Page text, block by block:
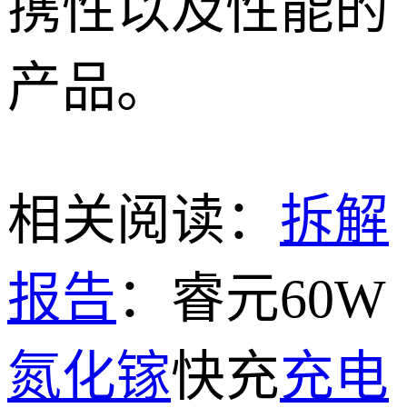
产品。
相关阅读： 拆解
报告：睿元60W
氮化镓快充充电